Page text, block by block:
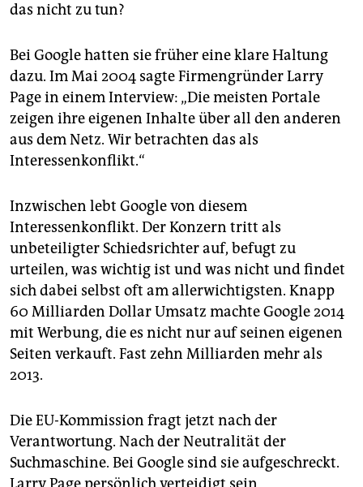
das nicht zu tun?
Bei Google hatten sie früher eine klare Haltung
dazu. Im Mai 2004 sagte Firmengründer Larry
Page in einem Interview: „Die meisten Portale
zeigen ihre eigenen Inhalte über all den anderen
aus dem Netz. Wir betrachten das als
Interessenkonflikt.“
Inzwischen lebt Google von diesem
Interessenkonflikt. Der Konzern tritt als
unbeteiligter Schiedsrichter auf, befugt zu
urteilen, was wichtig ist und was nicht und findet
sich dabei selbst oft am allerwichtigsten. Knapp
60 Milliarden Dollar Umsatz machte Google 2014
mit Werbung, die es nicht nur auf seinen eigenen
Seiten verkauft. Fast zehn Milliarden mehr als
2013.
Die EU-Kommission fragt jetzt nach der
Verantwortung. Nach der Neutralität der
Suchmaschine. Bei Google sind sie aufgeschreckt.